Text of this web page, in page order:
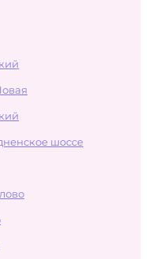
шоссе